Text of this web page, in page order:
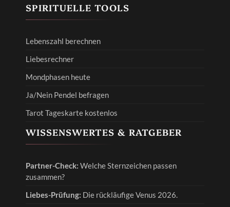
SPIRITUELLE TOOLS
Lebenszahl berechnen
Liebesrechner
Mondphasen heute
Ja/Nein Pendel befragen
Tarot Tageskarte kostenlos
WISSENSWERTES & RATGEBER
Partner-Check: Welche Sternzeichen passen
zusammen?
Liebes-Prüfung: Die rückläufige Venus 2026.